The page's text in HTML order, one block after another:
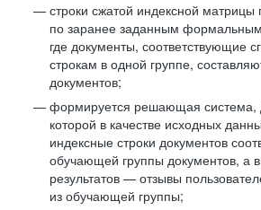
строки сжатой индексной матрицы
по заранее заданным
где документы, соответствующие
строкам в одной группе,
документов;
формируется решающая система,
которой в качестве исходных
индексные строки документов
обучающей группы документов, а
результатов — отзывы
из обучающей группы;